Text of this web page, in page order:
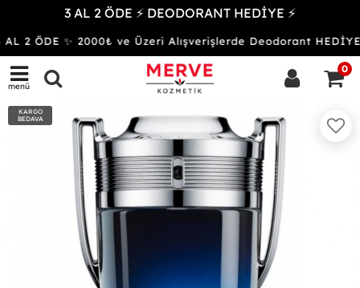
3 AL 2 ÖDE ⚡ DEODORANT HEDİYE ⚡
2 ÖDE ✨ 2000₺ ve Üzeri Alışverişlerde Deodorant HEDİYE
menü
0
KARGO
BEDAVA